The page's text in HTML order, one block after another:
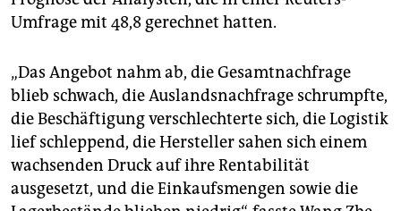
Umfrage mit 48,8 gerechnet hatten.
„Das Angebot nahm ab, die Gesamtnachfrage
blieb schwach, die Auslandsnachfrage schrumpfte,
die Beschäftigung verschlechterte sich, die Logistik
lief schleppend, die Hersteller sahen sich einem
wachsenden Druck auf ihre Rentabilität
ausgesetzt, und die Einkaufsmengen sowie die